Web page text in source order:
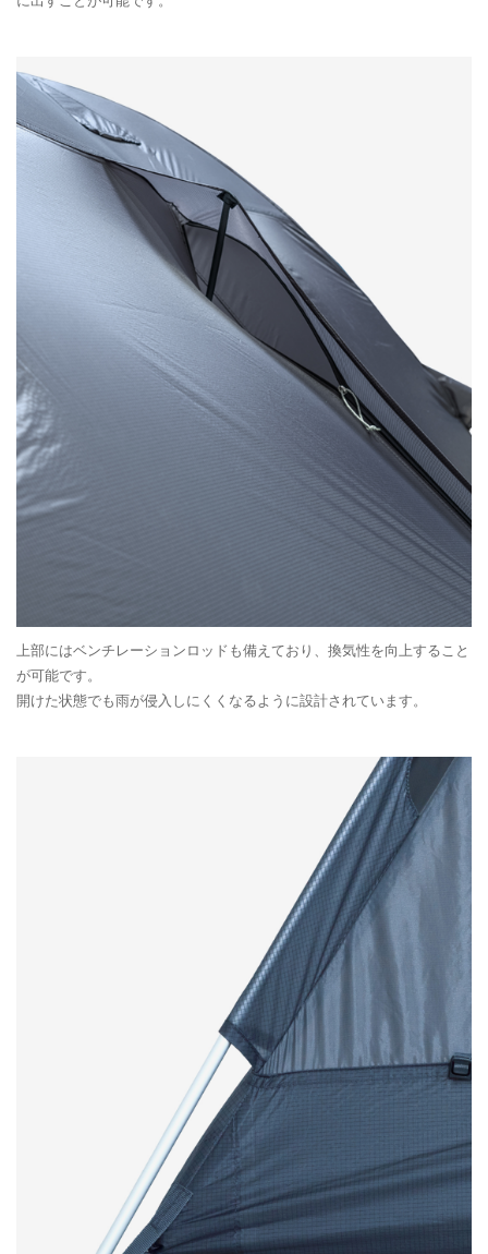
上部にはベンチレーションロッドも備えており、換気性を向上すること
が可能です。
開けた状態でも雨が侵入しにくくなるように設計されています。